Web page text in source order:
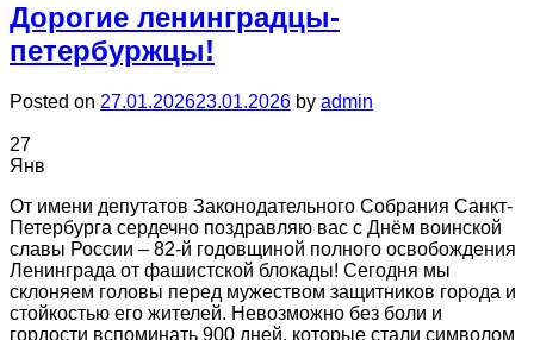
Дорогие ленинградцы-
петербуржцы!
Posted on 27.01.202623.01.2026 by admin
27
Янв
От имени депутатов Законодательного Собрания Санкт-
Петербурга сердечно поздравляю вас с Днём воинской
славы России – 82-й годовщиной полного освобождения
Ленинграда от фашистской блокады! Сегодня мы
склоняем головы перед мужеством защитников города и
стойкостью его жителей. Невозможно без боли и
гордости вспоминать 900 дней, которые стали символом